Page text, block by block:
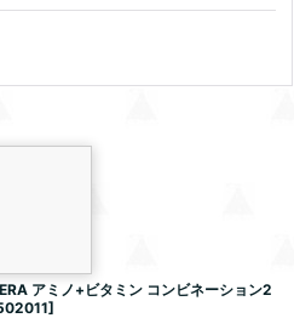
アミノ+ビタミン コンビネーション2
]